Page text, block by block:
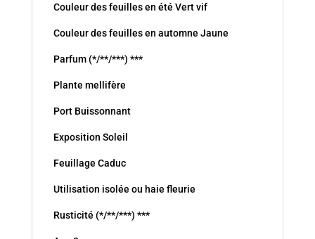
Couleur des feuilles en été Vert vif
Couleur des feuilles en automne Jaune
Parfum (*/**/***) ***
Plante mellifère
Port Buissonnant
Exposition Soleil
Feuillage Caduc
Utilisation isolée ou haie fleurie
Rusticité (*/**/***) ***